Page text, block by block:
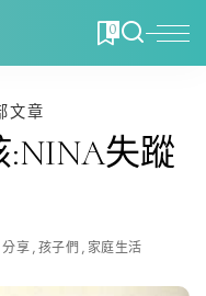
0
文章
:NINA失蹤
分享 孩子們 家庭生活